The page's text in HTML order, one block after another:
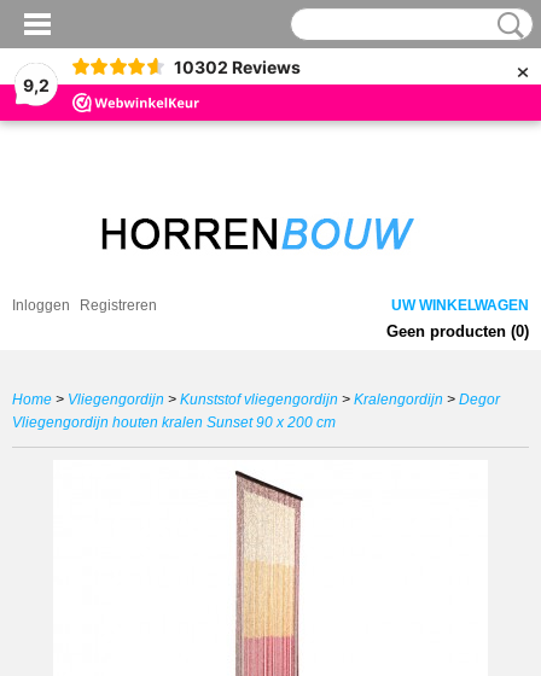
9,2
10302 Reviews ×
Inloggen Registreren UW WINKELWAGEN
Geen producten (0)
Home > Vliegengordijn > Kunststof vliegengordijn > Kralengordijn > Degor
Vliegengordijn houten kralen Sunset 90 x 200 cm